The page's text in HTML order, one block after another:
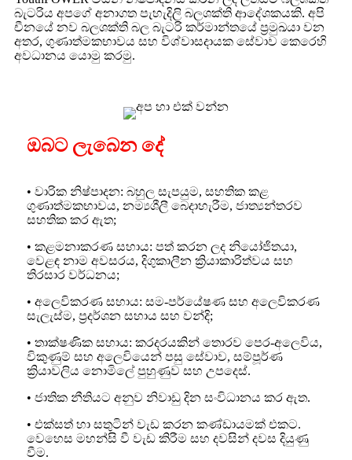
බැටරිය අපගේ අනාගත පැහැදිලි බලශක්ති ආදේශකයකි. අපි
චීනයේ නව බලශක්ති බල බැටරි කර්මාන්තයේ ප්‍රමුඛයා වන
අතර, ගුණාත්මකභාවය සහ විශ්වාසදායක සේවාව කෙරෙහි
අවධානය යොමු කරමු.
ඔබට ලැබෙන දේ
• වාරික නිෂ්පාදන: බහුල සැපයුම, සහතික කළ
ගුණාත්මකභාවය, නම්‍යශීලී බෙදාහැරීම, ජාත්‍යන්තරව
සහතික කර ඇත;
• කළමනාකරණ සහාය: පත් කරන ලද නියෝජිතයා,
වෙළඳ නාම අවසරය, දිගුකාලීන ක්‍රියාකාරිත්වය සහ
තිරසාර වර්ධනය;
• අලෙවිකරණ සහාය: සම-පර්යේෂණ සහ අලෙවිකරණ
සැලැස්ම, ප්‍රදර්ශන සහාය සහ වන්දි;
• තාක්ෂණික සහාය: කරදරයකින් තොරව පෙර-අලෙවිය,
විකුණුම් සහ අලෙවියෙන් පසු සේවාව, සම්පූර්ණ
ක්‍රියාවලිය නොමිලේ පුහුණුව සහ උපදෙස්.
• ජාතික නීතියට අනුව නිවාඩු දින සංවිධානය කර ඇත.
• එක්සත් හා සතුටින් වැඩ කරන කණ්ඩායමක් එකට.
වෙහෙස මහන්සි වී වැඩ කිරීම සහ දවසින් දවස දියුණු
වීම.